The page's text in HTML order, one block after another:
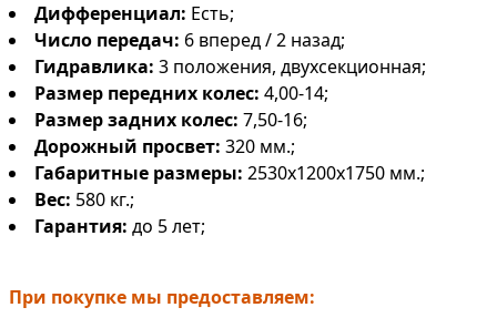
Дифференциал: Есть;
Число передач: 6 вперед / 2 назад;
Гидравлика: 3 положения, двухсекционная;
Размер передних колес: 4,00-14;
Размер задних колес: 7,50-16;
Дорожный просвет: 320 мм.;
Габаритные размеры: 2530x1200x1750 мм.;
Вес: 580 кг.;
Гарантия: до 5 лет;
При покупке мы предоставляем: